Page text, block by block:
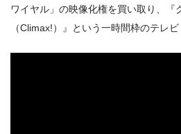
ワイヤル」の映像化権を買い取り、『
（Climax!）』という一時間枠のテレ